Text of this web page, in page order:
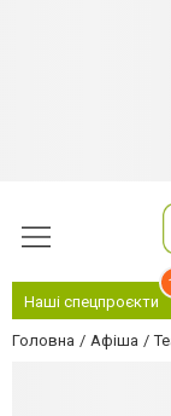
Наші спецпроєкти
Головна Афіша